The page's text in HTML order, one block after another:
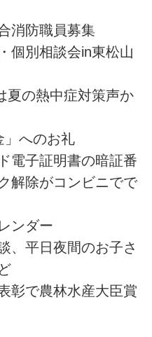
消防職員募集
個別相談会in東松山
夏の熱中症対策声か
」へのお礼
電子証明書の暗証番
解除がコンビニでで
ンダー
、平日夜間のお子さ
彰で農林水産大臣賞